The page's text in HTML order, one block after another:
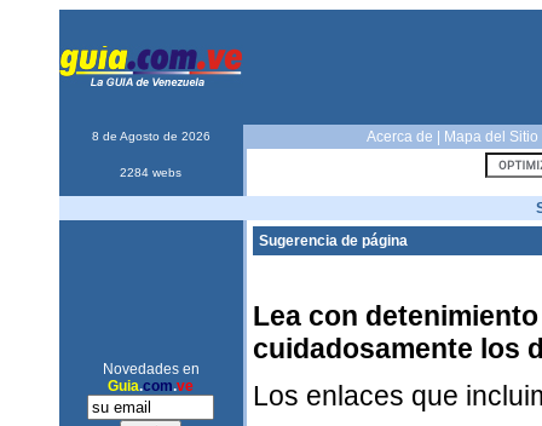
8 de Agosto de 2026 Acerca de Mapa del Sitio
2284 webs
Novedades en
Guia.com.ve
Sugerencia de página
Lea con
cuidadosamente los
Los enlaces que